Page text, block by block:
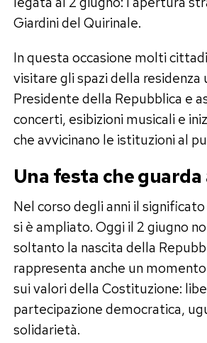
Giardini del Quirinale.
In questa occasione molti
visitare gli spazi della
Presidente della Repubblica e
concerti, esibizioni musicali e
che avvicinano le istituzioni al
Una festa che
Nel corso degli anni il
si è ampliato. Oggi il 2 giugno
soltanto la nascita della
rappresenta anche un
sui valori della Costituzione:
partecipazione democratica,
solidarietà.